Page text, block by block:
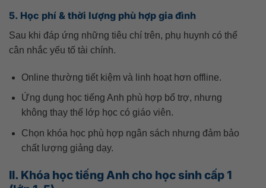
5. Học phí & thời lượng phù hợp gia đình
Sau khi đáp ứng những tiêu chí trên, phụ huynh có thể
cân nhắc yếu tố tài chính.
Online thường tiết kiệm và linh hoạt hơn offline.
Ứng dụng học tiếng Anh phù hợp bổ trợ, nhưng
không thay thế lớp học có giáo viên.
Chọn khóa học phù hợp ngân sách nhưng đảm bảo
chất lượng giảng dạy.
II. Khóa học tiếng Anh cho học sinh cấp 1